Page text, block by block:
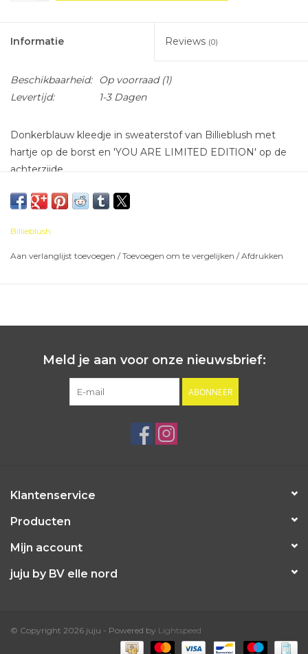
Informatie Reviews (0)
Beschikbaarheid: Op voorraad(1)
Levertijd:
1-3 Dagen
Donkerblauw kleedje in sweaterstof van Billieblush met
hartje op de borst en 'YOU ARE LIMITED EDITION' op de
achterzijde.
Billieblush
Aan verlanglijst toevoegen /Toevoegen om te vergelijken /Afdrukken
Meld je aan voor onze nieuwsbrief:
ABONNEER
Klantenservice
Producten
Mijn account
juju by BV elle nord
© Copyright 2026 juju - Powered by Lightspeed